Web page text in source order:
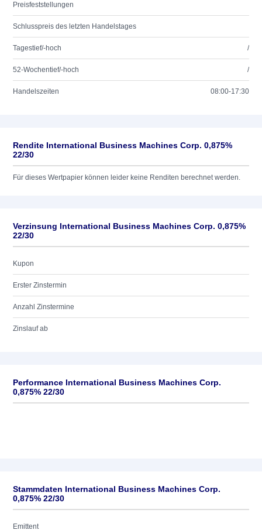
Preisfeststellungen
Schlusspreis des letzten Handelstages
Tagestief/-hoch /
52-Wochentief/-hoch /
Handelszeiten 08:00-17:30
Rendite International Business Machines Corp. 0,875%
22/30
Für dieses Wertpapier können leider keine Renditen berechnet werden.
Verzinsung International Business Machines Corp. 0,875%
22/30
Kupon
Erster Zinstermin
Anzahl Zinstermine
Zinslauf ab
Performance International Business Machines Corp.
0,875% 22/30
Stammdaten International Business Machines Corp.
0,875% 22/30
Emittent